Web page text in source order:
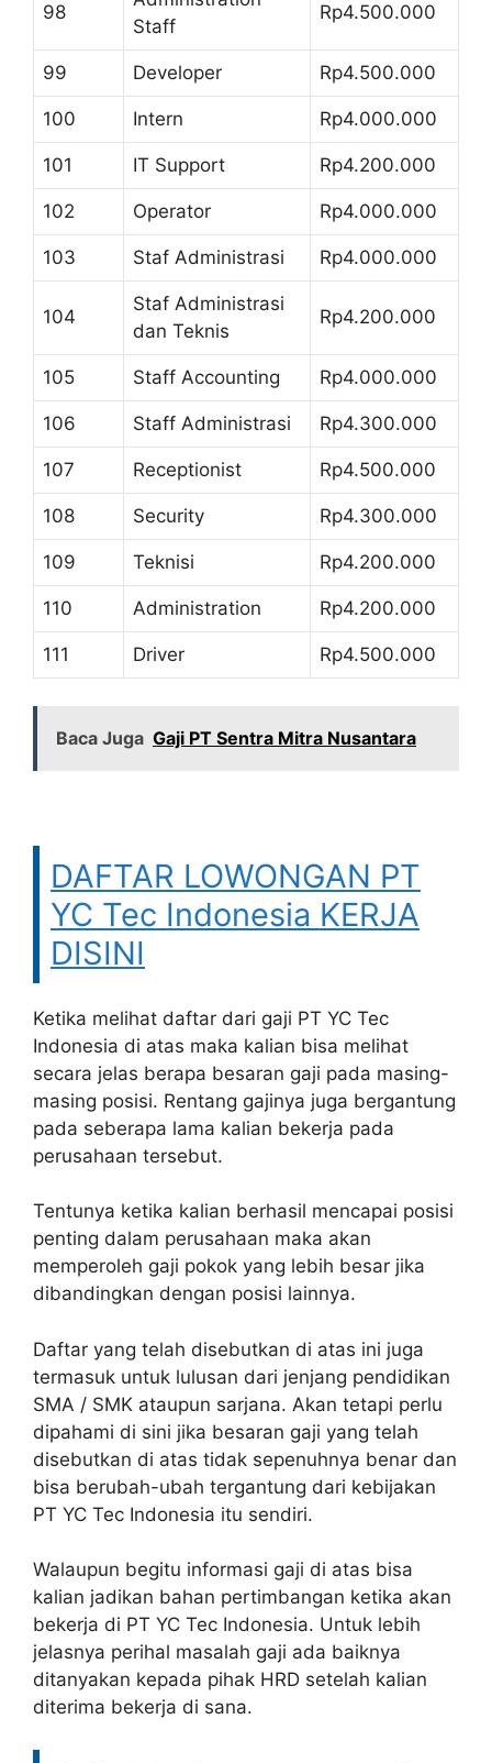
98
Staff
Rp4.500.000
99 Developer Rp4.500.000
100 Intern Rp4.000.000
101 IT Support Rp4.200.000
102 Operator Rp4.000.000
103 Staf Administrasi Rp4.000.000
104
Staf Administrasi
dan Teknis
Rp4.200.000
105 Staff Accounting Rp4.000.000
106 Staff Administrasi Rp4.300.000
107 Receptionist Rp4.500.000
108 Security Rp4.300.000
109 Teknisi Rp4.200.000
110 Administration Rp4.200.000
111 Driver Rp4.500.000
Baca Juga Gaji PT Sentra Mitra Nusantara
DAFTAR LOWONGAN PT
YC Tec Indonesia KERJA
DISINI
Ketika melihat daftar dari gaji PT YC Tec
Indonesia di atas maka kalian bisa melihat
secara jelas berapa besaran gaji pada masing-
masing posisi. Rentang gajinya juga bergantung
pada seberapa lama kalian bekerja pada
perusahaan tersebut.
Tentunya ketika kalian berhasil mencapai posisi
penting dalam perusahaan maka akan
memperoleh gaji pokok yang lebih besar jika
dibandingkan dengan posisi lainnya.
Daftar yang telah disebutkan di atas ini juga
termasuk untuk lulusan dari jenjang pendidikan
SMA / SMK ataupun sarjana. Akan tetapi perlu
dipahami di sini jika besaran gaji yang telah
disebutkan di atas tidak sepenuhnya benar dan
bisa berubah-ubah tergantung dari kebijakan
PT YC Tec Indonesia itu sendiri.
Walaupun begitu informasi gaji di atas bisa
kalian jadikan bahan pertimbangan ketika akan
bekerja di PT YC Tec Indonesia. Untuk lebih
jelasnya perihal masalah gaji ada baiknya
ditanyakan kepada pihak HRD setelah kalian
diterima bekerja di sana.